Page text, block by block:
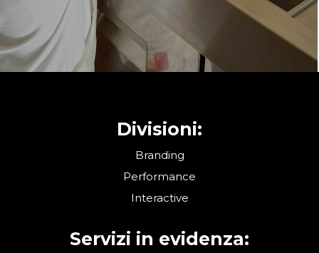
Divisioni:
Branding
Performance
Interactive
Servizi in evidenza: